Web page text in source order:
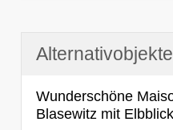
Alternativobjekte
Wunderschöne
Blasewitz mit